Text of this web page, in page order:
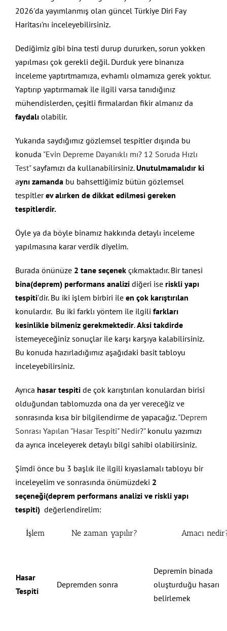
2026'da yayımlanmış olan güncel Türkiye Diri Fay
Haritası'nı inceleyebilirsiniz.
Dediğimiz gibi bina testi durup dururken, sorun yokken
yapılması çok gerekli değil. Durduk yere binanıza
inceleme yaptırtmamıza, evhamlı olmamıza gerek yoktur.
Yaptırıp yaptırmamak ile ilgili varsa tanıdığınız
mühendislerden, çeşitli firmalardan fikir almanız da
faydalıolabilir.
Yukarıda saydığımız gözlemsel tespitler dışında bu
konuda "Evin Depreme Dayanıklı mı? 12 Soruda Hızlı
Test"sayfamızı da kullanabilirsiniz.Unutulmamalıdır ki
aynı zamandabu bahsettiğimiz bütün gözlemsel
tespitlerev alırken de dikkat edilmesi gereken
tespitlerdir.
Öyle ya da böyle binamız hakkında detaylı inceleme
yapılmasına karar verdik diyelim.
Burada önünüze 2 tane seçenekçıkmaktadır. Bir tanesi
bina(deprem) performans analizidiğeri ise riskli yapı
tespiti'dir. Bu iki işlem birbiri ile en çok karıştırılan
konulardır. Bu iki farklı yöntem ile ilgili farkları
kesinlikle bilmeniz gerekmektedir.Aksi takdirde
istemeyeceğiniz sonuçlar ile karşı karşıya kalabilirsiniz.
Bu konuda hazırladığımız aşağıdaki basit tabloyu
inceleyebilirsiniz.
Ayrıca hasar tespitide çok karıştırılan konulardan birisi
olduğundan tablomuzda ona da yer vereceğiz ve
sonrasında kısa bir bilgilendirme de yapacağız."Deprem
Sonrası Yapılan "Hasar Tespiti" Nedir?"konulu yazımızı
da ayrıca inceleyerek detaylı bilgi sahibi olabilirsiniz.
Şimdi önce bu 3 başlık ile ilgili kıyaslamalı tabloyu bir
inceleyelim ve sonrasında önümüzdeki 2
seçeneği(deprem performans analizi ve riskli yapı
tespiti) değerlendirelim:
İşlem Ne zaman yapılır? Amacı
Hasar
Tespiti
Depremden sonra
Depremin binada
oluşturduğu hasarı
belirlemek